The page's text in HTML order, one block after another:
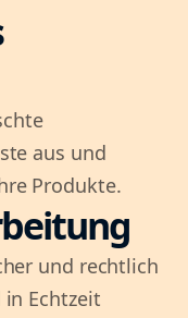
aus und
Produkte.
und rechtlich
Echtzeit